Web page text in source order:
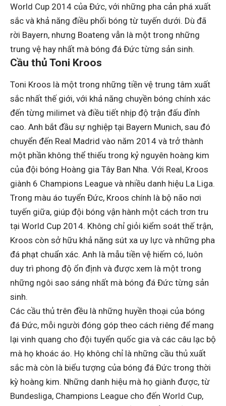
World Cup 2014 của Đức, với những pha cản phá xuất
sắc và khả năng điều phối bóng từ tuyến dưới. Dù đã
rời Bayern, nhưng Boateng vẫn là một trong những
trung vệ hay nhất mà bóng đá Đức từng sản sinh.
Cầu thủ Toni Kroos
Toni Kroos là một trong những tiền vệ trung tâm xuất
sắc nhất thế giới, với khả năng chuyền bóng chính xác
đến từng milimet và điều tiết nhịp độ trận đấu đỉnh
cao. Anh bắt đầu sự nghiệp tại Bayern Munich, sau đó
chuyển đến Real Madrid vào năm 2014 và trở thành
một phần không thể thiếu trong kỷ nguyên hoàng kim
của đội bóng Hoàng gia Tây Ban Nha. Với Real, Kroos
giành 6 Champions League và nhiều danh hiệu La Liga.
Trong màu áo tuyển Đức, Kroos chính là bộ não nơi
tuyến giữa, giúp đội bóng vận hành một cách trơn tru
tại World Cup 2014. Không chỉ giỏi kiểm soát thế trận,
Kroos còn sở hữu khả năng sút xa uy lực và những pha
đá phạt chuẩn xác. Anh là mẫu tiền vệ hiếm có, luôn
duy trì phong độ ổn định và được xem là một trong
những ngôi sao sáng nhất mà bóng đá Đức từng sản
sinh.
Các cầu thủ trên đều là những huyền thoại của bóng
đá Đức, mỗi người đóng góp theo cách riêng để mang
lại vinh quang cho đội tuyển quốc gia và các câu lạc bộ
mà họ khoác áo. Họ không chỉ là những cầu thủ xuất
sắc mà còn là biểu tượng của bóng đá Đức trong thời
kỳ hoàng kim. Những danh hiệu mà họ giành được, từ
Bundesliga, Champions League cho đến World Cup,